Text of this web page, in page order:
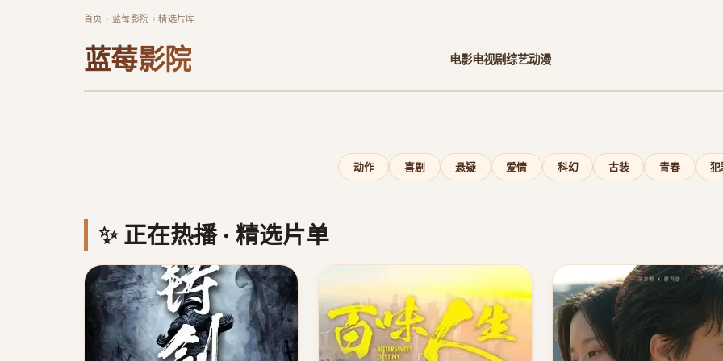
首页 蓝莓影院 精选片库
蓝莓影院 电影电视剧综艺动漫
动作 喜剧 悬疑 爱情 科幻 古装 青春 犯
✨ 正在热播 · 精选片单